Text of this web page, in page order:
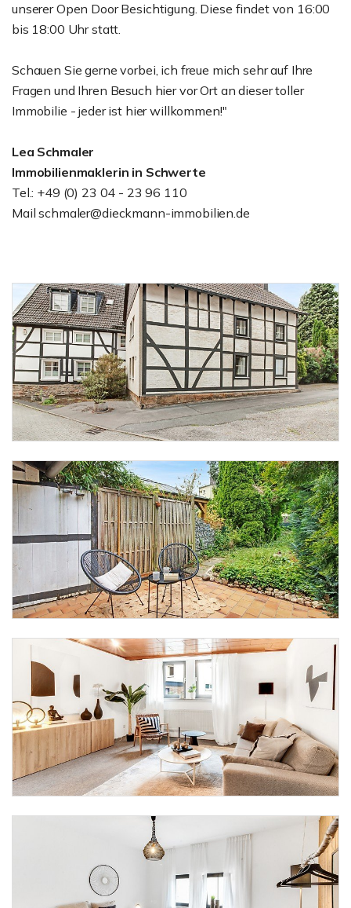
unserer Open Door Besichtigung. Diese findet von 16:00
bis 18:00 Uhr statt.
Schauen Sie gerne vorbei, ich freue mich sehr auf Ihre
Fragen und Ihren Besuch hier vor Ort an dieser toller
Immobilie - jeder ist hier willkommen!"
Lea Schmaler
Immobilienmaklerin in Schwerte
Tel.: +49 (0) 23 04 - 23 96 110
Mail schmaler@dieckmann-immobilien.de